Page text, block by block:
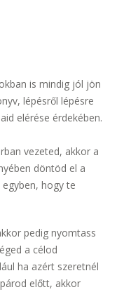
is mindig jól jön
lépésről lépésre
elérése érdekében.
vezeted, akkor a
döntöd el a
hogy te
pedig nyomtass
a célod
ha azért szeretnél
előtt, akkor